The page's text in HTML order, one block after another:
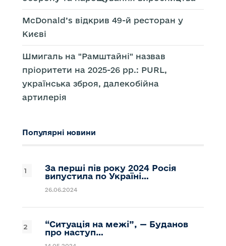
McDonald’s відкрив 49-й ресторан у
Києві
Шмигаль на "Рамштайні" назвав
пріоритети на 2025-26 рр.: PURL,
українська зброя, далекобійна
артилерія
Популярні новини
За перші пів року 2024 Росія
випустила по Україні…
26.06.2024
“Ситуація на межі”, — Буданов
про наступ…